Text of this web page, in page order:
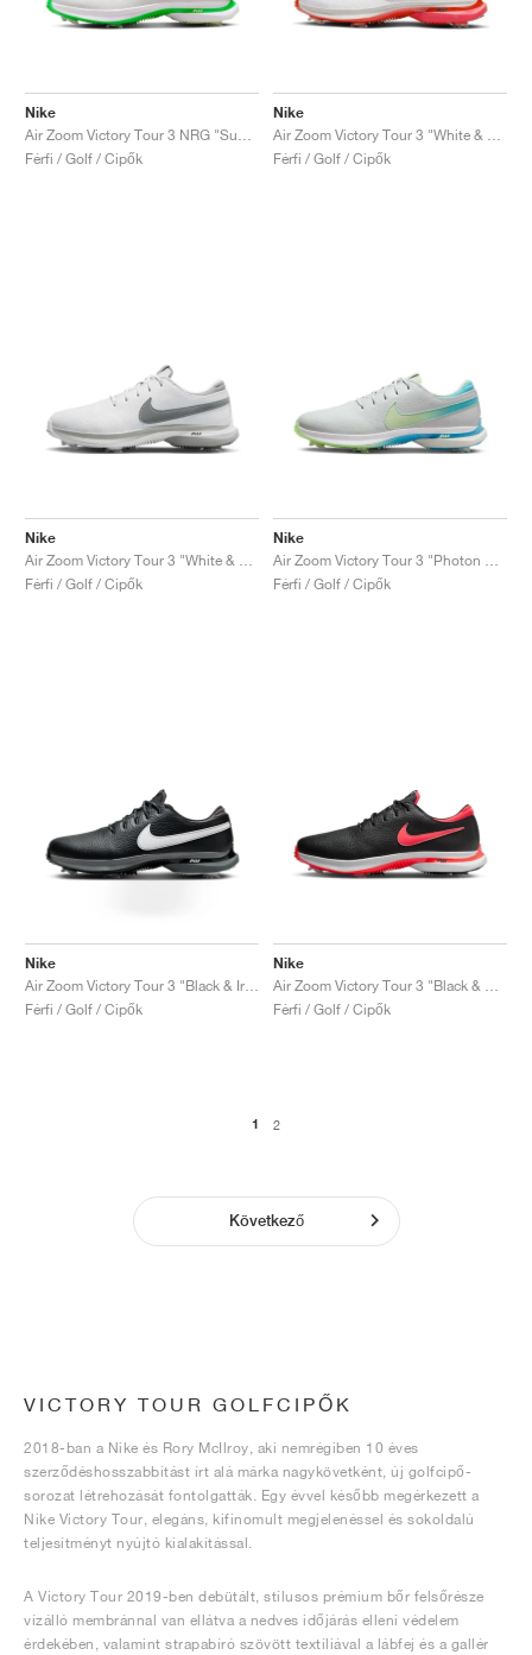
Nike
Férfi / Golf / Cipők
Nike
Férfi / Golf / Cipők
Nike
Férfi / Golf / Cipők
Nike
Férfi / Golf / Cipők
Nike
Férfi / Golf / Cipők
Nike
Férfi / Golf / Cipők
1 2
Következő
VICTORY TOUR GOLFCIPŐK
2018-ban a Nike és Rory McIlroy, aki nemrégiben 10 éves
szerződéshosszabbítást írt alá márka nagykövetként, új golfcipő-
sorozat létrehozását fontolgatták. Egy évvel később megérkezett a
Nike Victory Tour, elegáns, kifinomult megjelenéssel és sokoldalú
teljesítményt nyújtó kialakítással.
A Victory Tour 2019-ben debütált, stílusos prémium bőr felsőrésze
vízálló membránnal van ellátva a nedves időjárás elleni védelem
érdekében, valamint strapabíró szövött textíliával a lábfej és a gallér